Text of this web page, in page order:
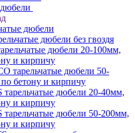
дюбели
дюбели без гвоздя
дюбели 20-100мм,
и кирпичу
тарельчатые дюбели 50-
бетону и кирпичу
тарельчатые дюбели 20-40мм,
и кирпичу
тарельчатые дюбели 50-200мм,
и кирпичу